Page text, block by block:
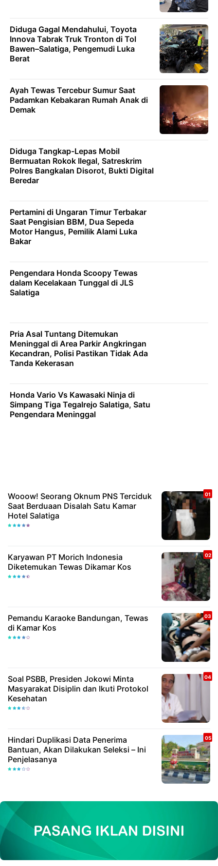
Diduga Gagal Mendahului, Toyota
Innova Tabrak Truk Tronton di Tol
Bawen–Salatiga, Pengemudi Luka
Berat
Ayah Tewas Tercebur Sumur Saat
Padamkan Kebakaran Rumah Anak di
Demak
Diduga Tangkap-Lepas Mobil
Bermuatan Rokok Ilegal, Satreskrim
Polres Bangkalan Disorot, Bukti Digital
Beredar
Pertamini di Ungaran Timur Terbakar
Saat Pengisian BBM, Dua Sepeda
Motor Hangus, Pemilik Alami Luka
Bakar
Pengendara Honda Scoopy Tewas
dalam Kecelakaan Tunggal di JLS
Salatiga
Pria Asal Tuntang Ditemukan
Meninggal di Area Parkir Angkringan
Kecandran, Polisi Pastikan Tidak Ada
Tanda Kekerasan
Honda Vario Vs Kawasaki Ninja di
Simpang Tiga Tegalrejo Salatiga, Satu
Pengendara Meninggal
Wooow! Seorang Oknum PNS Terciduk
Saat Berduaan Disalah Satu Kamar
Hotel Salatiga
Karyawan PT Morich Indonesia
Diketemukan Tewas Dikamar Kos
Pemandu Karaoke Bandungan, Tewas
di Kamar Kos
Soal PSBB, Presiden Jokowi Minta
Masyarakat Disiplin dan Ikuti Protokol
Kesehatan
Hindari Duplikasi Data Penerima
Bantuan, Akan Dilakukan Seleksi – Ini
Penjelasanya